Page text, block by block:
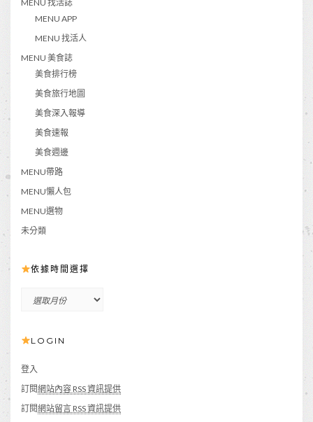
MENU 找活誌
MENU APP
MENU 找活人
MENU 美食誌
美食排行榜
美食旅行地圖
美食深入報導
美食速報
美食週邊
MENU帶路
MENU懶人包
MENU選物
未分類
依據時間選擇
間
擇
LOGIN
登入
訂閱網站內容 RSS 資訊提供
訂閱網站留言 RSS 資訊提供